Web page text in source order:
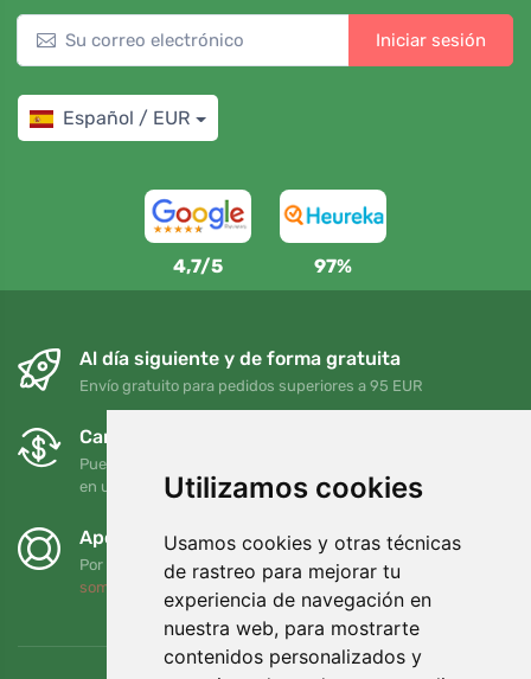
Utilizamos cookies
Usamos cookies y otras técnicas
de rastreo para mejorar tu
experiencia de navegación en
nuestra web, para mostrarte
contenidos personalizados y
Iniciar sesión
Español / EUR
4,7/5 97%
Al día siguiente y de forma gratuita
Envío gratuito para pedidos superiores a 95 EUR
Cambios y devoluciones gratuitos
Puede devolver o cambiar su pedido en cualquier momento
en un plazo de 90 días
Apoyamos a Trees.org
Por cada pedido plantamos un árbol. Leer más
somos